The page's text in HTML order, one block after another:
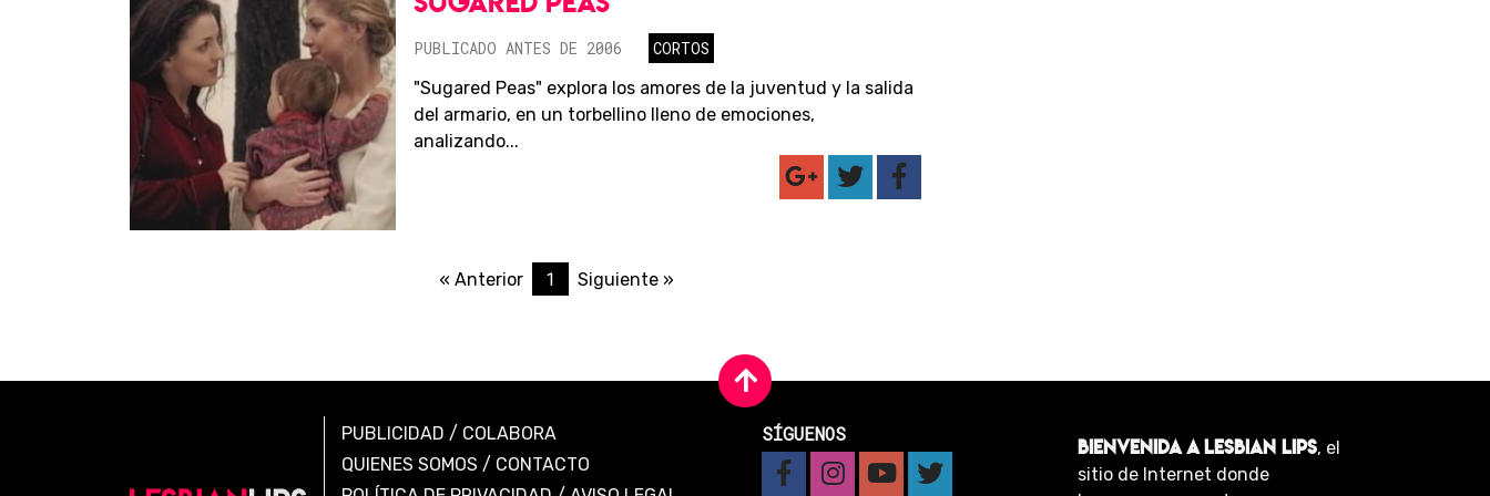
PUBLICADO ANTES DE 2006
CORTOS
"Sugared Peas" explora los amores de la juventud y la salida
del armario, en un torbellino lleno de emociones,
analizando...
« Anterior 1 Siguiente »
PUBLICIDAD / COLABORA
QUIENES SOMOS / CONTACTO
SÍGUENOS
BIENVENIDA A LESBIAN LIPS, el
sitio de Internet donde